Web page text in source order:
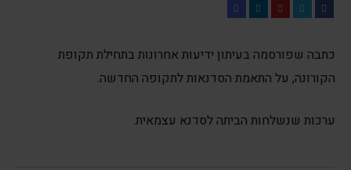
כתבה שפורסמה בעיתון ידיעות אחרונות בתחילת תקופת
הקורונה, על התאמת הסדנאות לתקופה החדשה.
ערכות שנשלחות הביתה לסדנא עצמאית.